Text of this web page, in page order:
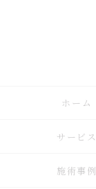
ホーム
サービス
施術事例